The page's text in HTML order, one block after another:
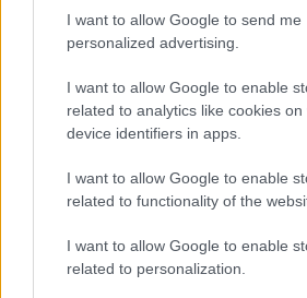
I want to allow Google to send me
personalized advertising.
I want to allow Google to enable
related to analytics like cookies on
device identifiers in apps.
I want to allow Google to enable
related to functionality of the
I want to allow Google to enable
related to personalization.
csupán egy trükk, ami később
majd Trumpnak arra, hogy
Ugyanakkor az is lehetséges,
is lehet arra, hogy
elnök és Oroszország
Akárhogy is lesz, Putyin
háborúra, és Moszkva készen